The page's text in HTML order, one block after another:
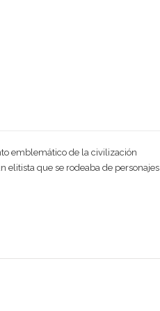
emblemático de la civilización
elitista que se rodeaba de personajes